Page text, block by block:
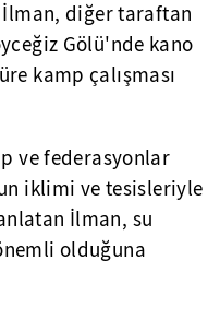
İlman, diğer taraftan
Gölü'nde kano
kamp çalışması
ve federasyonlar
iklimi ve tesisleriyle
İlman, su
olduğuna